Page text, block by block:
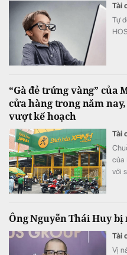
Tài
Tự
“Gà đẻ trứng vàng” của
cửa hàng trong năm
vượt kế hoạch
Tài
của
với
Ông Nguyễn Thái Huy
Tài
Vị